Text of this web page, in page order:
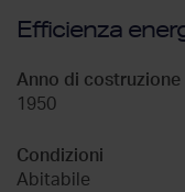
Efficienza
Anno di costruzione
1950
Condizioni
Abitabile